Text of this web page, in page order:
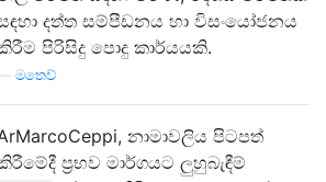
දත්ත සම්පීඩනය හා විසංයෝජනය
පිරිසිදු පොදු කාර්යයකි.
මතෙව්
නාමාවලිය පිටපත්
ප්‍රභව මාර්ගයට ලුහුබැඳීම්